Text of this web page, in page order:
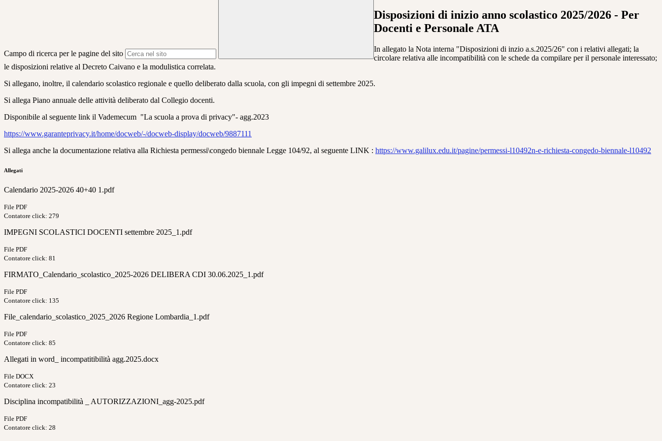
Campo di ricerca per le pagine del sito
Disposizioni di inizio anno scolastico 2025/2026 - Per
Docenti e Personale ATA
In allegato la Nota interna "Disposizioni di inzio a.s.2025/26" con i relativi allegati; la
circolare relativa alle incompatibilità con le schede da compilare per il personale interessato;
le disposizioni relative al Decreto Caivano e la modulistica correlata.
Si allegano, inoltre, il calendario scolastico regionale e quello deliberato dalla scuola, con gli impegni di settembre 2025.
Si allega Piano annuale delle attività deliberato dal Collegio docenti.
Disponibile al seguente link il Vademecum "La scuola a prova di privacy"- agg.2023
https://www.garanteprivacy.it/home/docweb/-/docweb-display/docweb/9887111
Si allega anche la documentazione relativa alla Richiesta permessi\congedo biennale Legge 104/92, al seguente LINK : https://www.galilux.edu.it/pagine/permessi-l10492n-e-richiesta-congedo-biennale-l10492
Allegati
Calendario 2025-2026 40+40 1.pdf
File PDF
Contatore click: 279
IMPEGNI SCOLASTICI DOCENTI settembre 2025_1.pdf
File PDF
Contatore click: 81
FIRMATO_Calendario_scolastico_2025-2026 DELIBERA CDI 30.06.2025_1.pdf
File PDF
Contatore click: 135
File_calendario_scolastico_2025_2026 Regione Lombardia_1.pdf
File PDF
Contatore click: 85
Allegati in word_ incompatitibilità agg.2025.docx
File DOCX
Contatore click: 23
Disciplina incompatibilità _ AUTORIZZAZIONI_agg-2025.pdf
File PDF
Contatore click: 28